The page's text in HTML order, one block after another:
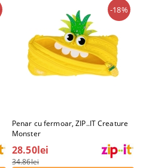
Penar cu fermoar, ZIP..IT Creature
Monster
-18%
28.50lei
34.86lei